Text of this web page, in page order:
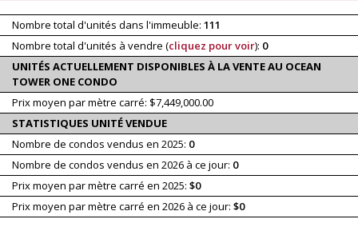
Nombre total d'unités dans l'immeuble: 111
Nombre total d'unités à vendre (cliquez pour voir): 0
UNITÉS ACTUELLEMENT DISPONIBLES À LA VENTE AU OCEAN
TOWER ONE CONDO
Prix moyen par mètre carré: $7,449,000.00
STATISTIQUES UNITÉ VENDUE
Nombre de condos vendus en 2025: 0
Nombre de condos vendus en 2026 à ce jour: 0
Prix moyen par mètre carré en 2025: $0
Prix moyen par mètre carré en 2026 à ce jour: $0